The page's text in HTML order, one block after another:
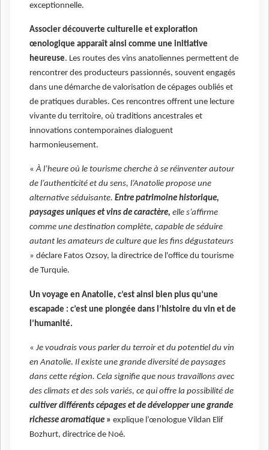
exceptionnelle.
Associer découverte culturelle et exploration
œnologique apparaît ainsi comme une initiative
heureuse. Les routes des vins anatoliennes permettent de
rencontrer des producteurs passionnés, souvent engagés
dans une démarche de valorisation de cépages oubliés et
de pratiques durables. Ces rencontres offrent une lecture
vivante du territoire, où traditions ancestrales et
innovations contemporaines dialoguent
harmonieusement.
«À l’heure où le tourisme cherche à se réinventer autour
de l’authenticité et du sens, l’Anatolie propose une
alternative séduisante. Entre patrimoine historique,
paysages uniques et vins de caractère, elle s’affirme
comme une destination complète, capable de séduire
autant les amateurs de culture que les fins dégustateurs
» déclare Fatos Ozsoy, la directrice de l'office du tourisme
de Turquie.
Un voyage en Anatolie, c’est ainsi bien plus qu’une
escapade : c’est une plongée dans l’histoire du vin et de
l’humanité.
« Je voudrais vous parler du terroir et du potentiel du vin
en Anatolie. Il existe une grande diversité de paysages
dans cette région. Cela signifie que nous travaillons avec
des climats et des sols variés, ce qui offre la possibilité de
cultiver différents cépages et de développer une grande
richesse aromatique » explique l’œnologue Vildan Elif
Bozhurt, directrice de Noé.